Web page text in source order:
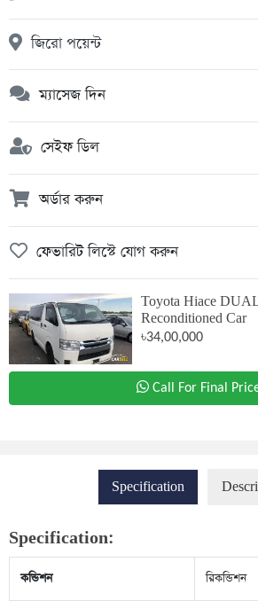
জিরো পয়েন্ট
ম্যাসেজ দিন
সেইফ ডিল
অর্ডার করুন
ফেভারিট লিস্টে যোগ করুন
Toyota Hiace
Reconditioned Car
৳34,00,000
Call For Final
Specification
Specification:
কন্ডিশন রিকন্ডিশন